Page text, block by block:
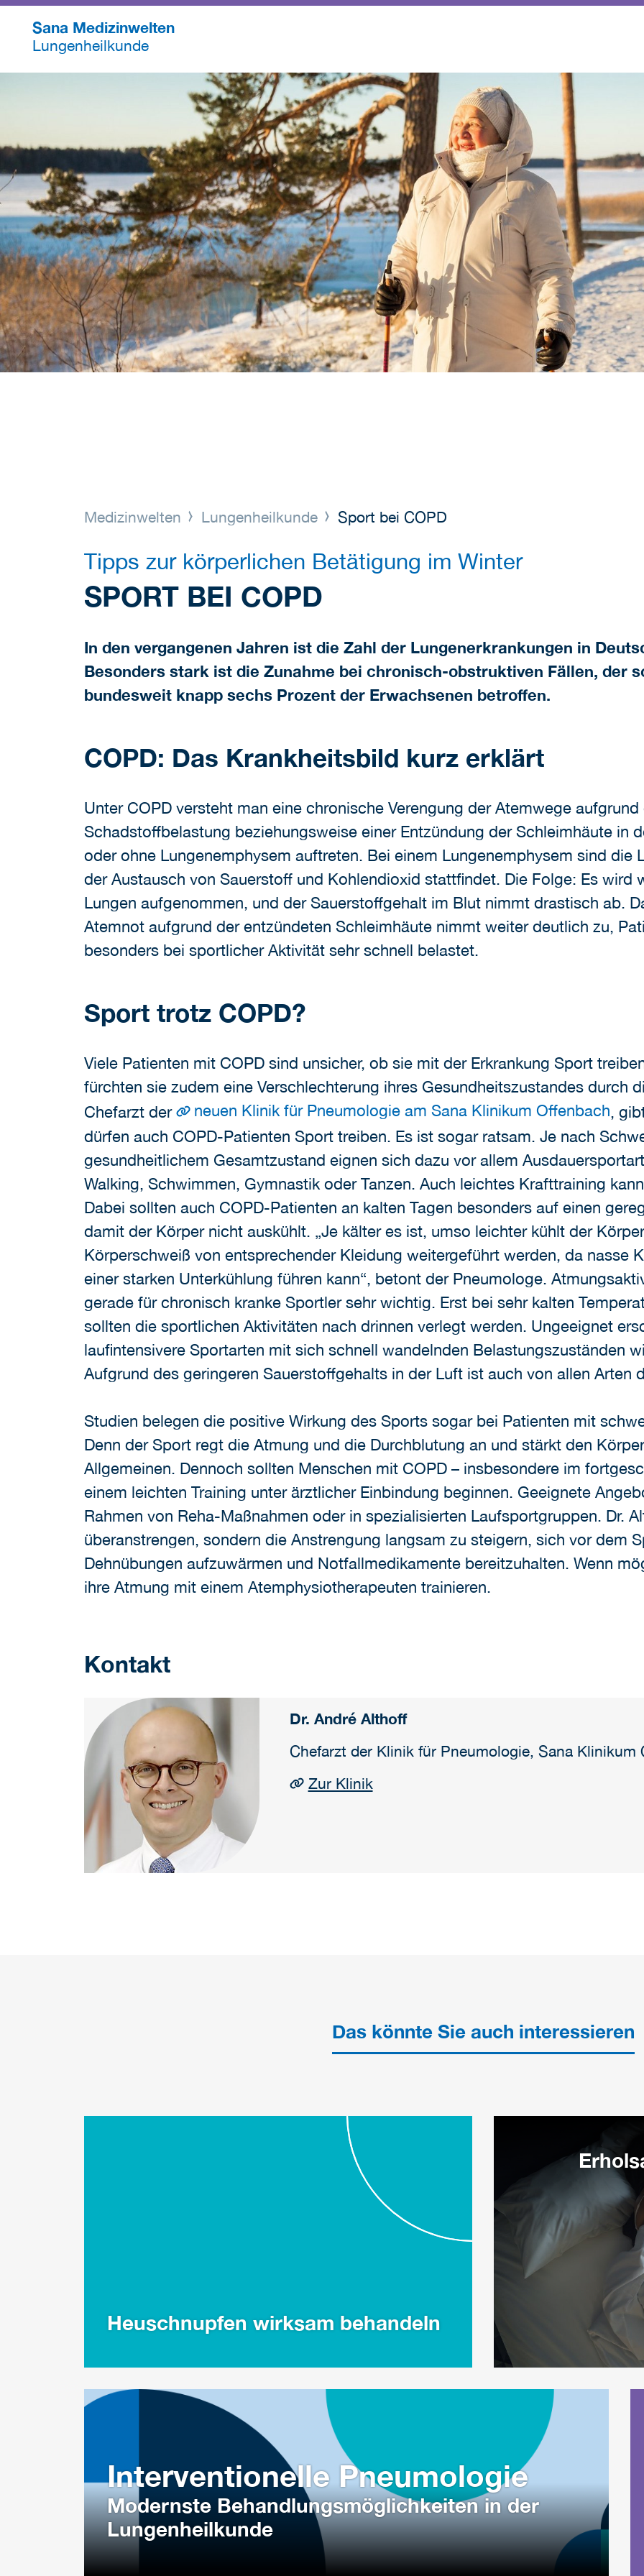
Sana Medizinwelten
Lungenheilkunde
Medizinwelten Lungenheilkunde Sport bei COPD
Tipps zur körperlichen Betätigung im Winter
SPORT BEI COPD
In den vergangenen Jahren ist die Zahl der Lungenerkrankungen in
Besonders stark ist die Zunahme bei chronisch-obstruktiven Fällen, der
bundesweit knapp sechs Prozent der Erwachsenen betroffen.
COPD: Das Krankheitsbild kurz erklärt
Unter COPD versteht man eine chronische Verengung der Atemwege
Schadstoffbelastung beziehungsweise einer Entzündung der Schleimhäute in
oder ohne Lungenemphysem auftreten. Bei einem Lungenemphysem sind die
der Austausch von Sauerstoff und Kohlendioxid stattfindet. Die Folge: Es wird
Lungen aufgenommen, und der Sauerstoffgehalt im Blut nimmt drastisch ab.
Atemnot aufgrund der entzündeten Schleimhäute nimmt weiter deutlich zu,
besonders bei sportlicher Aktivität sehr schnell belastet.
Sport trotz COPD?
Viele Patienten mit COPD sind unsicher, ob sie mit der Erkrankung Sport
fürchten sie zudem eine Verschlechterung ihres Gesundheitszustandes durch
Chefarzt der
neuen Klinik für Pneumologie am Sana Klinikum Offenbach,
dürfen auch COPD-Patienten Sport treiben. Es ist sogar ratsam. Je nach
gesundheitlichem Gesamtzustand eignen sich dazu vor allem
Walking, Schwimmen, Gymnastik oder Tanzen. Auch leichtes Krafttraining
Dabei sollten auch COPD-Patienten an kalten Tagen besonders auf einen
damit der Körper nicht auskühlt. „Je kälter es ist, umso leichter kühlt der
Körperschweiß von entsprechender Kleidung weitergeführt werden, da nasse
einer starken Unterkühlung führen kann“, betont der Pneumologe.
gerade für chronisch kranke Sportler sehr wichtig. Erst bei sehr kalten
sollten die sportlichen Aktivitäten nach drinnen verlegt werden. Ungeeignet
laufintensivere Sportarten mit sich schnell wandelnden Belastungszuständen
Aufgrund des geringeren Sauerstoffgehalts in der Luft ist auch von allen Arten
Studien belegen die positive Wirkung des Sports sogar bei Patienten mit
Denn der Sport regt die Atmung und die Durchblutung an und stärkt den
Allgemeinen. Dennoch sollten Menschen mit COPD – insbesondere im
einem leichten Training unter ärztlicher Einbindung beginnen. Geeignete
Rahmen von Reha-Maßnahmen oder in spezialisierten Laufsportgruppen. Dr.
überanstrengen, sondern die Anstrengung langsam zu steigern, sich vor dem
Dehnübungen aufzuwärmen und Notfallmedikamente bereitzuhalten. Wenn
ihre Atmung mit einem Atemphysiotherapeuten trainieren.
Kontakt
Dr. André Althoff
Chefarzt der Klinik für Pneumologie, Sana Klinikum
Zur Klinik
Das könnte Sie auch interessieren
Heuschnupfen wirksam behandeln
Interventionelle Pneumologie
Modernste Behandlungs­möglichkeiten in der
Lungenheilkunde